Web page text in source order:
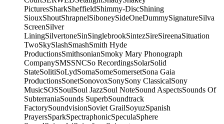
PicturesSharkSheffieldShimmy-DiscShining
SiouxShoutShrapnelSiboneySideOneDummySignatureSilva
ScreenSilver
LiningSilvertoneSinSinglebrookSintezSireSireenaSituation
TwoSkySlashSmashSmith Hyde
ProductionsSmithsonianSmoky Mary Phonograph
CompanySMSSNCSo RecordingsSolarSolid
StateSolitiSoLydSomaSomeSomersetSona Gaia
ProductionsSonetSonovoxSonySony ClassicalSony
MusicSOSSoulSoul JazzSoul NoteSound AspectsSounds Of
SubterraniaSounds SuperbSoundtrack
FactorySoundvisionSoviet GrailSoyuzSpanish
PrayersSparkSpectraphonicSpeculaSphere